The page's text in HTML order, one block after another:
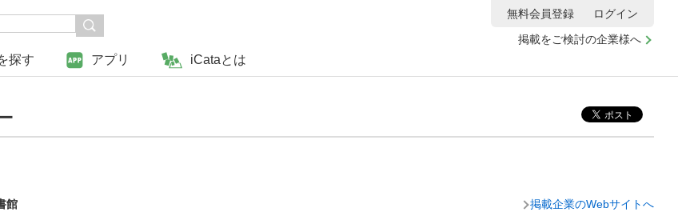
探す アプリ iCataとは
掲載をご検討の企業様へ
無料会員登録 ログイン
館
掲載企業のWebサイトへ